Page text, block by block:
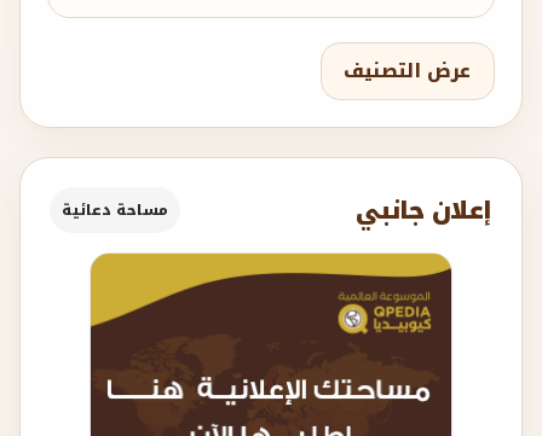
عرض التصنيف
إعلان جانبي مساحة دعائية